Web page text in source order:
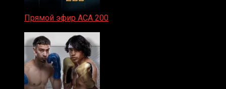
Прямой эфир ACA 200